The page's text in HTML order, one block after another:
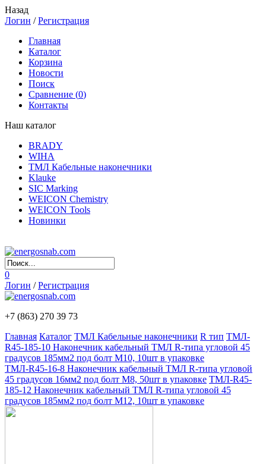
Назад
Логин /Регистрация
Главная
Каталог
Корзина
Новости
Поиск
Сравнение (0)
Контакты
Наш каталог
BRADY
WIHA
ТМЛ Кабельные наконечники
Klauke
SIC Marking
WEICON Chemistry
WEICON Tools
Новинки
0
Логин /Регистрация
+7 (863) 270 39 73
Главная Каталог ТМЛ Кабельные наконечники R тип ТМЛ-
R45-185-10 Наконечник кабельный ТМЛ R-типа угловой 45
градусов 185мм2 под болт М10, 10шт в упаковке
ТМЛ-R45-16-8 Наконечник кабельный ТМЛ R-типа угловой
45 градусов 16мм2 под болт М8, 50шт в упаковке ТМЛ-R45-
185-12 Наконечник кабельный ТМЛ R-типа угловой 45
градусов 185мм2 под болт М12, 10шт в упаковке